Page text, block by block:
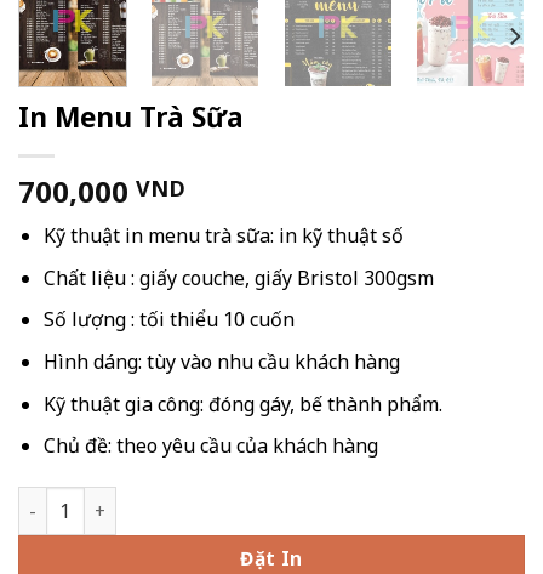
In Menu Trà Sữa
700,000 VND
Kỹ thuật in menu trà sữa: in kỹ thuật số
Chất liệu : giấy couche, giấy Bristol 300gsm
Số lượng : tối thiểu 10 cuốn
Hình dáng: tùy vào nhu cầu khách hàng
Kỹ thuật gia công: đóng gáy, bế thành phẩm.
Chủ đề: theo yêu cầu của khách hàng
In Menu Trà Sữa số lượng
Đặt In